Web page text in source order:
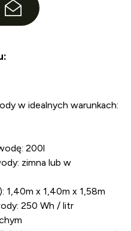
w idealnych warunkach:
200l
zimna lub w
1,40m x 1,40m x 1,58m
250 Wh / litr